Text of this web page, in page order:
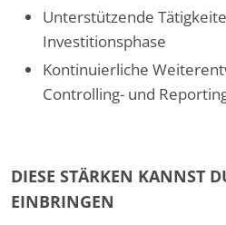
Unterstützende
Investitionsphase
Kontinuierliche
Controlling- und
DIESE STÄRKEN KANNST
EINBRINGEN